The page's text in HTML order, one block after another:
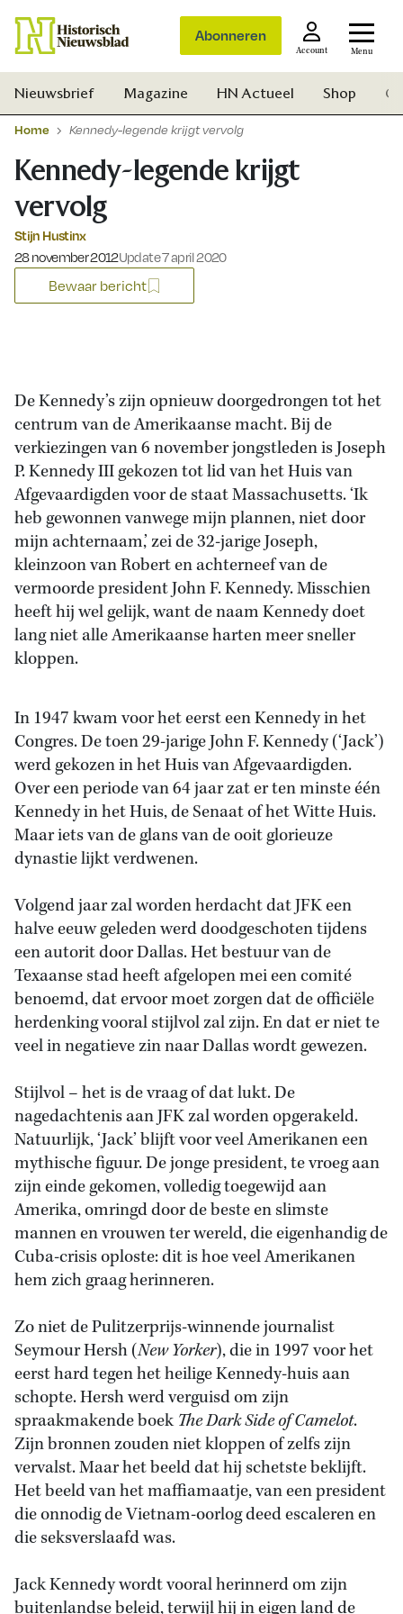
Abonneren
Account Menu
Nieuwsbrief Magazine HN Actueel Shop
Home Kennedy-legende krijgt vervolg
Kennedy-legende krijgt
vervolg
Stijn Hustinx
Gepubliceerd op:
28 november 2012Update 7 april 2020
Bewaar bericht
De Kennedy’s zijn opnieuw doorgedrongen tot het
centrum van de Amerikaanse macht. Bij de
verkiezingen van 6 november jongstleden is Joseph
P. Kennedy III gekozen tot lid van het Huis van
Afgevaardigden voor de staat Massachusetts. ‘Ik
heb gewonnen vanwege mijn plannen, niet door
mijn achternaam,’ zei de 32-jarige Joseph,
kleinzoon van Robert en achterneef van de
vermoorde president John F. Kennedy. Misschien
heeft hij wel gelijk, want de naam Kennedy doet
lang niet alle Amerikaanse harten meer sneller
kloppen.
In 1947 kwam voor het eerst een Kennedy in het
Congres. De toen 29-jarige John F. Kennedy (‘Jack’)
werd gekozen in het Huis van Afgevaardigden.
Over een periode van 64 jaar zat er ten minste één
Kennedy in het Huis, de Senaat of het Witte Huis.
Maar iets van de glans van de ooit glorieuze
dynastie lijkt verdwenen.
Volgend jaar zal worden herdacht dat JFK een
halve eeuw geleden werd doodgeschoten tijdens
een autorit door Dallas. Het bestuur van de
Texaanse stad heeft afgelopen mei een comité
benoemd, dat ervoor moet zorgen dat de officiële
herdenking vooral stijlvol zal zijn. En dat er niet te
veel in negatieve zin naar Dallas wordt gewezen.
Stijlvol – het is de vraag of dat lukt. De
nagedachtenis aan JFK zal worden opgerakeld.
Natuurlijk, ‘Jack’ blijft voor veel Amerikanen een
mythische figuur. De jonge president, te vroeg aan
zijn einde gekomen, volledig toegewijd aan
Amerika, omringd door de beste en slimste
mannen en vrouwen ter wereld, die eigenhandig de
Cuba-crisis oploste: dit is hoe veel Amerikanen
hem zich graag herinneren.
Zo niet de Pulitzerprijs-winnende journalist
Seymour Hersh (New Yorker), die in 1997 voor het
eerst hard tegen het heilige Kennedy-huis aan
schopte. Hersh werd verguisd om zijn
spraakmakende boekThe Dark Side of Camelot.
Zijn bronnen zouden niet kloppen of zelfs zijn
vervalst. Maar het beeld dat hij schetste beklijft.
Het beeld van het maffiamaatje, van een president
die onnodig de Vietnam-oorlog deed escaleren en
die seksverslaafd was.
Jack Kennedy wordt vooral herinnerd om zijn
buitenlandse beleid, terwijl hij in eigen land de